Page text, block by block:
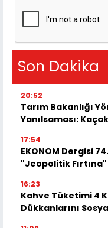
Son Dakika
20:52
Tarım Bakanlığı
Yanılsaması:
17:54
EKONOM Dergisi
"Jeopolitik
16:23
Kahve Tüketimi 4
Dükkanlarını